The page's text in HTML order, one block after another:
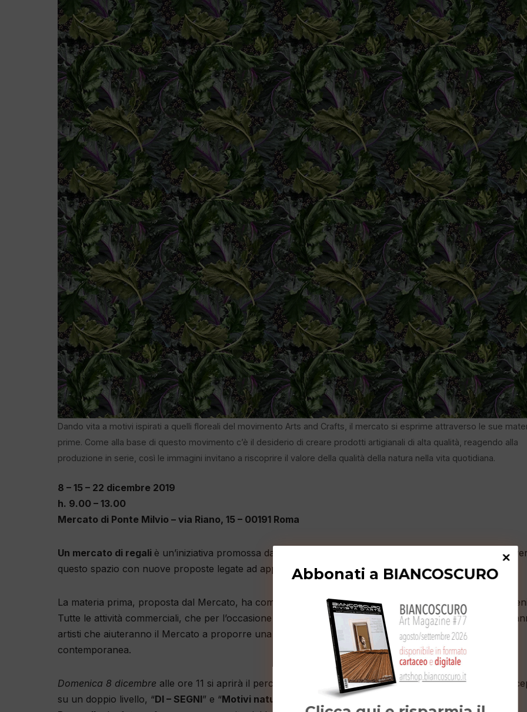
Dando vita a motivi ispirati a quelli floreali del movimento Arts and Crafts, il mercato si esprime attraverso le sue
prime. Come alla base di questo movimento c’è il desiderio di creare prodotti artigianali di alta qualità, reagendo alla
produzione in serie, così le immagini invitano a riscoprire il valore della qualità della natura nella vita quotidiana.
8 – 15 – 22 dicembre 2019
h. 9.00 – 13.00
Mercato di Ponte Milvio – via Riano, 15 – 00191 Roma
Un mercato di regali è un’iniziativa promossa dal Mercato di Ponte Milvio che ha come obiettivo far
questo spazio con nuove proposte legate ad approcci creativi ed artistici.
La materia prima, proposta dal Mercato, ha come funzione primaria quella di dare nuova vita ad altri
Tutte le attività commerciali, che per l’occasione saranno eccezionalmente aperte di domenica,
artisti che aiuteranno il Mercato a proporre una materia prima concepita dal punto di vista dell’arte
contemporanea.
Domenica 8 dicembre alle ore 11 si aprirà il percorso con l’inaugurazione della mostra fotografica
su un doppio livello, “DI – SEGNI” e “Motivi naturali senza soluzione di continuità
Abbonati a BIANCOSCURO